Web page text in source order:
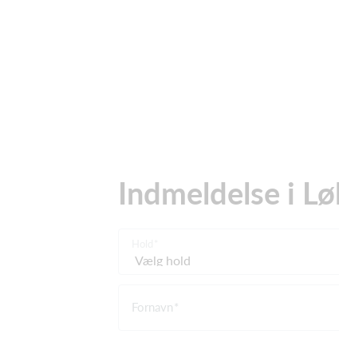
Indmeldelse i
Fornavn